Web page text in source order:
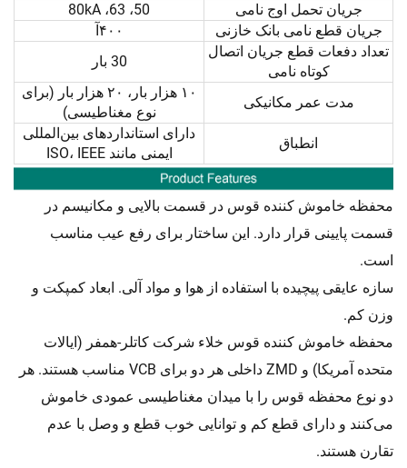
جریان تحمل اوج نامی
50، 63، 80kA
جریان قطع نامی بانک خازنی
۴۰۰آ
تعداد دفعات قطع جریان اتصال
کوتاه نامی
30 بار
مدت عمر مکانیکی
۱۰ هزار بار، ۲۰ هزار بار (برای
نوع مغناطیسی)
انطباق
دارای استانداردهای بین‌المللی
ایمنی مانند ISO، IEEE
محفظه خاموش کننده قوس در قسمت بالایی و مکانیسم در
قسمت پایینی قرار دارد. این ساختار برای رفع عیب مناسب
است.
سازه عایقی پیچیده با استفاده از هوا و مواد آلی. ابعاد کمپکت و
وزن کم.
محفظه خاموش کننده قوس خلاء شرکت کاتلر-همفر (ایالات
متحده آمریکا) و ZMD داخلی هر دو برای VCB مناسب هستند. هر
دو نوع محفظه قوس را با میدان مغناطیسی عمودی خاموش
می‌کنند و دارای قطع کم و توانایی خوب قطع و وصل با عدم
تقارن هستند.